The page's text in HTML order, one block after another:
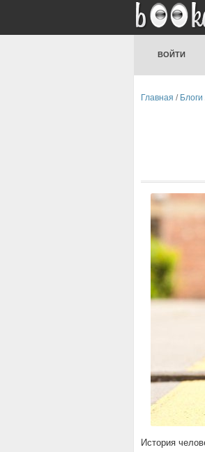
ВОЙТИ
Главная / Блоги
История